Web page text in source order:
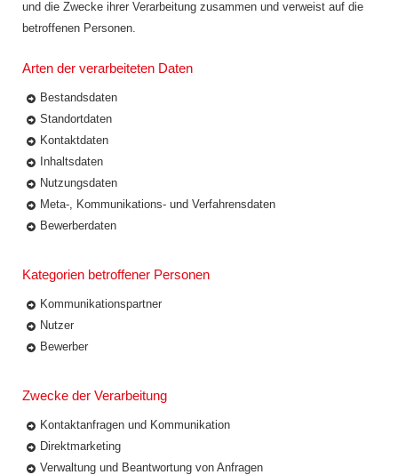
und die Zwecke ihrer Verarbeitung zusammen und verweist auf die
betroffenen Personen.
Arten der verarbeiteten Daten
Bestandsdaten
Standortdaten
Kontaktdaten
Inhaltsdaten
Nutzungsdaten
Meta-, Kommunikations- und Verfahrensdaten
Bewerberdaten
Kategorien betroffener Personen
Kommunikationspartner
Nutzer
Bewerber
Zwecke der Verarbeitung
Kontaktanfragen und Kommunikation
Direktmarketing
Verwaltung und Beantwortung von Anfragen